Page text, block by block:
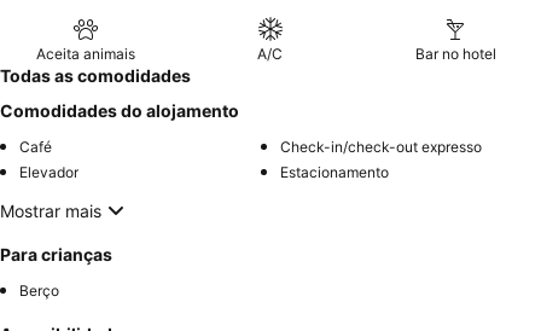
Aceita animais A/C Bar no hotel
Todas as comodidades
Comodidades do alojamento
Café
Check-in/check-out expresso
Elevador
Estacionamento
Mostrar mais
Para crianças
Berço